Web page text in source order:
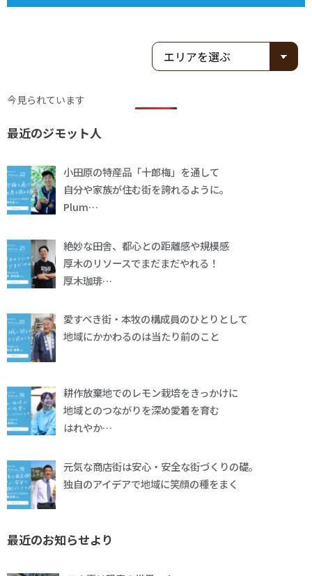
今見られています
最近のジモット人
小田原の特産品「十郎梅」を通して
自分や家族が住む街を誇れるように。
Plum…
絶妙な田舎、都心との距離感や規模感
厚木のリソースでまだまだやれる！
厚木珈琲…
愛すべき街・本牧の構成員のひとりとして
地域にかかわるのは当たり前のこと
耕作放棄地でのレモン栽培をきっかけに
地域とのつながりを深め愛着を育む
はれやか…
元気な商店街は安心・安全な街づくりの礎。
独自のアイデアで地域に笑顔の種をまく
最近のお知らせより